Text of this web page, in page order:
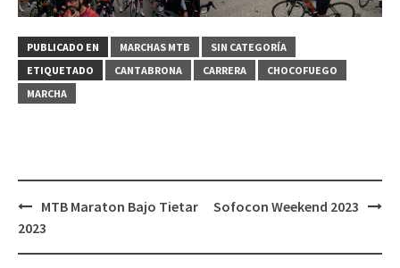
PUBLICADO EN MARCHAS MTB
SIN CATEGORÍA
ETIQUETADO
CANTABRONA CARRERA
CHOCOFUEGO
MARCHA
Navegación
de
MTB Maraton Bajo Tietar
2023
Sofocon Weekend 2023